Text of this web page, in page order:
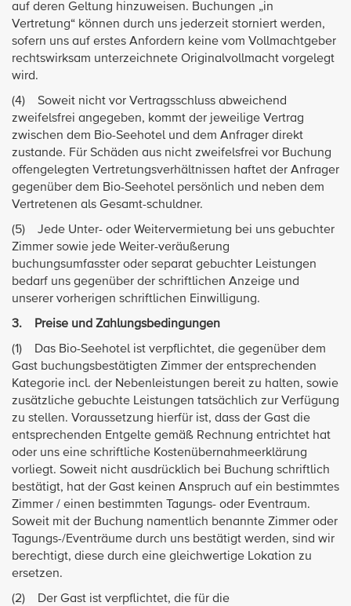
auf deren Geltung hinzuweisen. Buchungen „in
Vertretung“ können durch uns jederzeit storniert werden,
sofern uns auf erstes Anfordern keine vom Vollmachtgeber
rechtswirksam unterzeichnete Originalvollmacht vorgelegt
wird.
(4) Soweit nicht vor Vertragsschluss abweichend
zweifelsfrei angegeben, kommt der jeweilige Vertrag
zwischen dem Bio-Seehotel und dem Anfrager direkt
zustande. Für Schäden aus nicht zweifelsfrei vor Buchung
offengelegten Vertretungsverhältnissen haftet der Anfrager
gegenüber dem Bio-Seehotel persönlich und neben dem
Vertretenen als Gesamt-schuldner.
(5) Jede Unter- oder Weitervermietung bei uns gebuchter
Zimmer sowie jede Weiter-veräußerung
buchungsumfasster oder separat gebuchter Leistungen
bedarf uns gegenüber der schriftlichen Anzeige und
unserer vorherigen schriftlichen Einwilligung.
3. Preise und Zahlungsbedingungen
(1) Das Bio-Seehotel ist verpflichtet, die gegenüber dem
Gast buchungsbestätigten Zimmer der entsprechenden
Kategorie incl. der Nebenleistungen bereit zu halten, sowie
zusätzliche gebuchte Leistungen tatsächlich zur Verfügung
zu stellen. Voraussetzung hierfür ist, dass der Gast die
entsprechenden Entgelte gemäß Rechnung entrichtet hat
oder uns eine schriftliche Kostenübernahmeerklärung
vorliegt. Soweit nicht ausdrücklich bei Buchung schriftlich
bestätigt, hat der Gast keinen Anspruch auf ein bestimmtes
Zimmer / einen bestimmten Tagungs- oder Eventraum.
Soweit mit der Buchung namentlich benannte Zimmer oder
Tagungs-/Eventräume durch uns bestätigt werden, sind wir
berechtigt, diese durch eine gleichwertige Lokation zu
ersetzen.
(2) Der Gast ist verpflichtet, die für die